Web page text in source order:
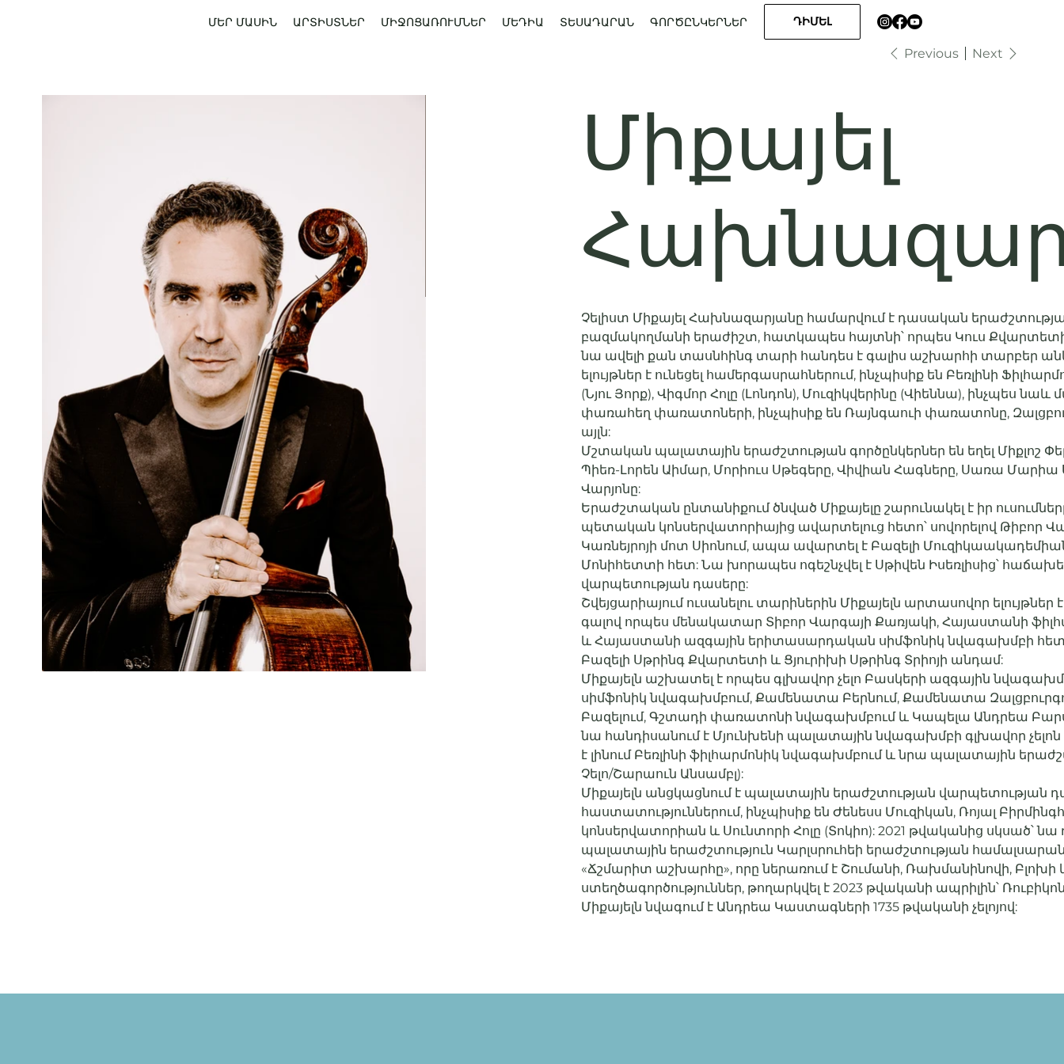
ՄԵՐ ՄԱՍԻՆ ԱՐՏԻՍՏՆԵՐ ՄԻՋՈՑԱՌՈՒՄՆԵՐ ՄԵԴԻԱ ՏԵՍԱԴԱՐԱՆ ԳՈՐԾԸՆԿԵՐՆԵՐ ԴԻՄԵԼ
Previous Next
Միքայել
Չելիստ Միքայել Հախնազարյանը համարվում է դասական
բազմակողմանի երաժիշտ, հատկապես հայտնի՝ որպես Կուս
նա ավելի քան տասնհինգ տարի հանդես է գալիս աշխարհի տարբեր
ելույթներ է ունեցել համերգասրահներում, ինչպիսիք են Բեռլինի
(Նյու Յորք), Վիգմոր Հոլը (Լոնդոն), Մուզիկվերինը (Վիեննա), ինչպես նաև
փառահեղ փառատոների, ինչպիսիք են Ռայնգաուի փառատոնը,
այլն:
Մշտական պալատային երաժշտության գործընկերներ են եղել Միքլոշ
Պիեռ-Լորեն Աիմար, Մորիուս Սթեգերը, Վիվիան Հագները, Սառա Մարիա
Վարյոնը:
Երաժշտական ընտանիքում ծնված Միքայելը շարունակել է իր
պետական կոնսերվատորիայից ավարտելուց հետո՝ սովորելով Թիբոր
Կառնեյրոյի մոտ Սիոնում, ապա ավարտել է Բազելի
Մոնիհետտի հետ: Նա խորապես ոգեշնչվել է Սթիվեն Իսեռլիսից՝
վարպետության դասերը:
Շվեյցարիայում ուսանելու տարիներին Միքայելն արտասովոր ելույթներ է
գալով որպես մենակատար Տիբոր Վարգայի Քառյակի, Հայաստանի
և Հայաստանի ազգային երիտասարդական սիմֆոնիկ նվագախմբի
Բազելի Սթրինգ Քվարտետի և Ցյուրիխի Սթրինգ Տրիոյի անդամ:
Միքայելն աշխատել է որպես գլխավոր չելո Բասկերի ազգային
սիմֆոնիկ նվագախմբում, Քամենատա Բերնում, Քամենատա
Բազելում, Գշտադի փառատոնի նվագախմբում և Կապելա Անդրեա
նա հանդիսանում է Մյունխենի պալատային նվագախմբի գլխավոր
է լինում Բեռլինի ֆիլհարմոնիկ նվագախմբում և նրա պալատային
Չելո/Շարաուն Անսամբլ):
Միքայելն անցկացնում է պալատային երաժշտության վարպետության
հաստատություններում, ինչպիսիք են Ժենեսս Մուզիկան, Ռոյալ
կոնսերվատորիան և Սունտորի Հոլը (Տոկիո): 2021 թվականից սկսած՝
պալատային երաժշտություն Կարլսրուհեի երաժշտության
«Ճշմարիտ աշխարհը», որը ներառում է Շումանի, Ռախմանինովի,
ստեղծագործություններ, թողարկվել է 2023 թվականի ապրիլին՝ Ռուբիկոն
Միքայելն նվագում է Անդրեա Կաստագների 1735 թվականի չելոյով: